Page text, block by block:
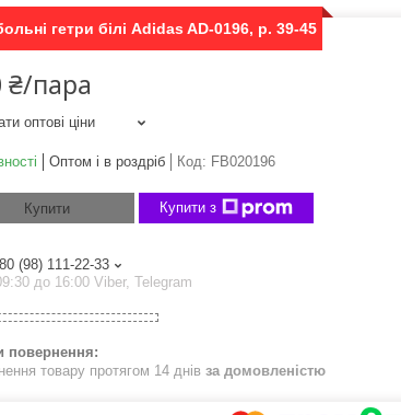
гетри білі Adidas AD-0196, р. 39-45
₴/пара
оптові ціни
Оптом і в роздріб Код: FB020196
Купити Купити з
(98) 111-22-33
до 16:00 Viber, Telegram
товару протягом 14 днів за домовленістю